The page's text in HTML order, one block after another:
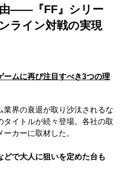
――『FF』シリー
ライン対戦の実現
ームに再び注目すべき3つの理
業界の衰退が取り沙汰されるな
タイトルが続々登場。各社の取
ーカーに取材した。
で大人に狙いを定めた台も